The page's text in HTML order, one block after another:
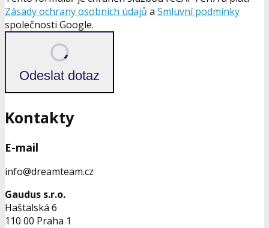
Zásady ochrany osobních údajů a Smluvní podmínky
společnosti Google.
Odeslat dotaz
Kontakty
E-mail
info@dreamteam.cz
Gaudus s.r.o.
Haštalská 6
110 00 Praha 1